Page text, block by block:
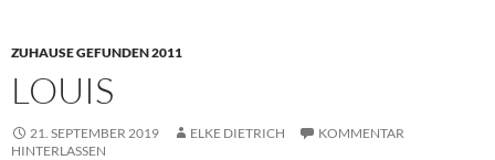
ZUHAUSE GEFUNDEN 2011
LOUIS
21. SEPTEMBER 2019 ELKE DIETRICH
KOMMENTAR
HINTERLASSEN